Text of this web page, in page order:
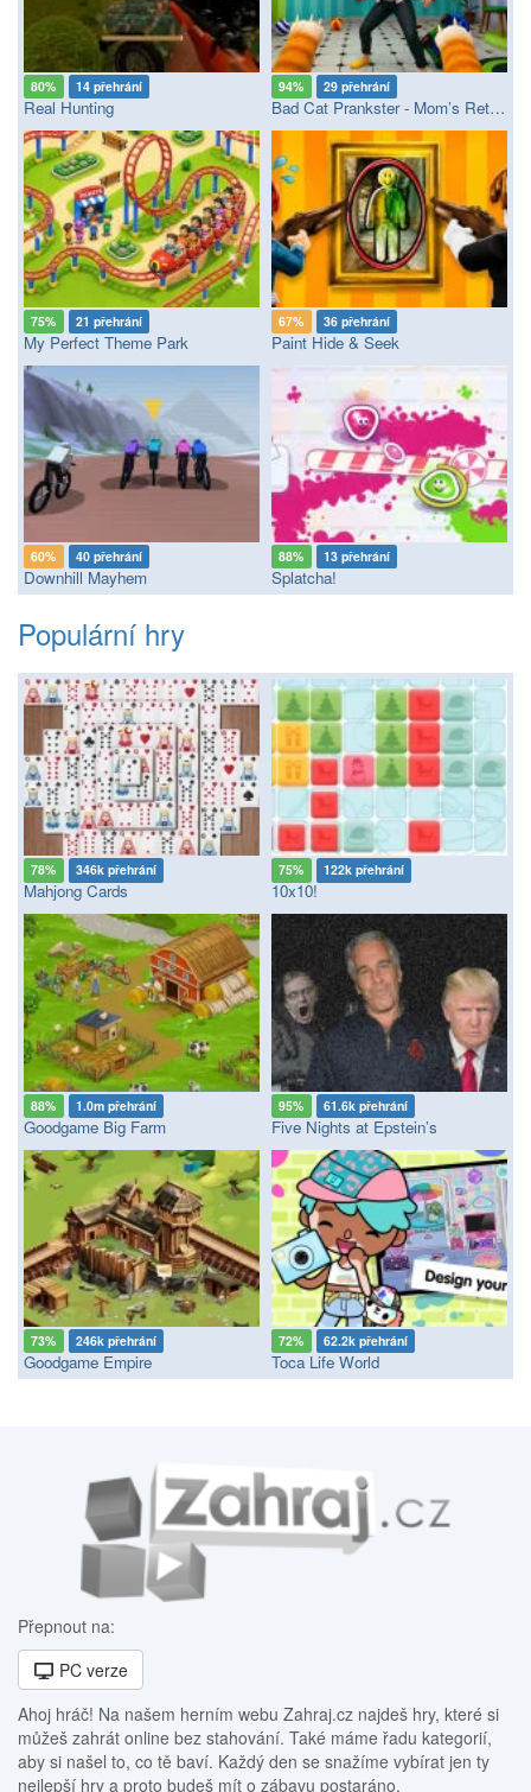
80% 14 přehrání
Real Hunting
94% 29 přehrání
Bad Cat Prankster - Mom’s Return
75% 21 přehrání
My Perfect Theme Park
67% 36 přehrání
Paint Hide & Seek
60% 40 přehrání
Downhill Mayhem
88% 13 přehrání
Splatcha!
Populární hry
78% 346k přehrání
Mahjong Cards
75% 122k přehrání
10x10!
88% 1.0m přehrání
Goodgame Big Farm
95% 61.6k přehrání
Five Nights at Epstein’s
73% 246k přehrání
Goodgame Empire
72% 62.2k přehrání
Toca Life World
Přepnout na:
PC verze
Ahoj hráč! Na našem herním webu Zahraj.cz najdeš hry, které si
můžeš zahrát online bez stahování. Také máme řadu kategorií,
aby si našel to, co tě baví. Každý den se snažíme vybírat jen ty
nejlepší hry a proto budeš mít o zábavu postaráno.